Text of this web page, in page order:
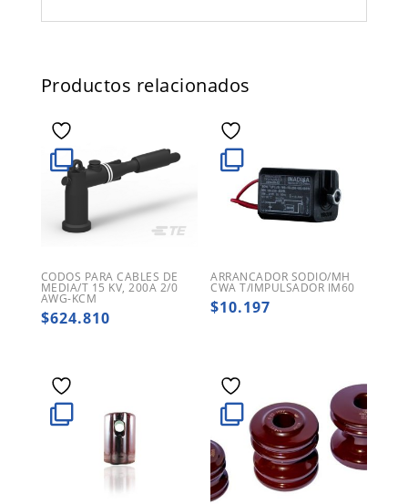
Productos relacionados
CODOS PARA CABLES DE
MEDIA/T 15 KV, 200A 2/0
AWG-KCM
$624.810
ARRANCADOR SODIO/MH
CWA T/IMPULSADOR IM60
$10.197